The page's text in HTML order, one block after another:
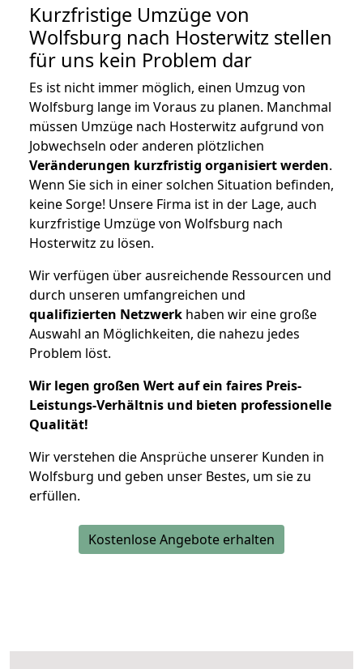
Kurzfristige Umzüge von
Wolfsburg nach Hosterwitz stellen
für uns kein Problem dar
Es ist nicht immer möglich, einen Umzug von
Wolfsburg lange im Voraus zu planen. Manchmal
müssen Umzüge nach Hosterwitz aufgrund von
Jobwechseln oder anderen plötzlichen
Veränderungen kurzfristig organisiert werden.
Wenn Sie sich in einer solchen Situation befinden,
keine Sorge! Unsere Firma ist in der Lage, auch
kurzfristige Umzüge von Wolfsburg nach
Hosterwitz zu lösen.
Wir verfügen über ausreichende Ressourcen und
durch unseren umfangreichen und
qualifizierten Netzwerk haben wir eine große
Auswahl an Möglichkeiten, die nahezu jedes
Problem löst.
Wir legen großen Wert auf ein faires Preis-
Leistungs-Verhältnis und bieten professionelle
Qualität!
Wir verstehen die Ansprüche unserer Kunden in
Wolfsburg und geben unser Bestes, um sie zu
erfüllen.
Kostenlose Angebote erhalten